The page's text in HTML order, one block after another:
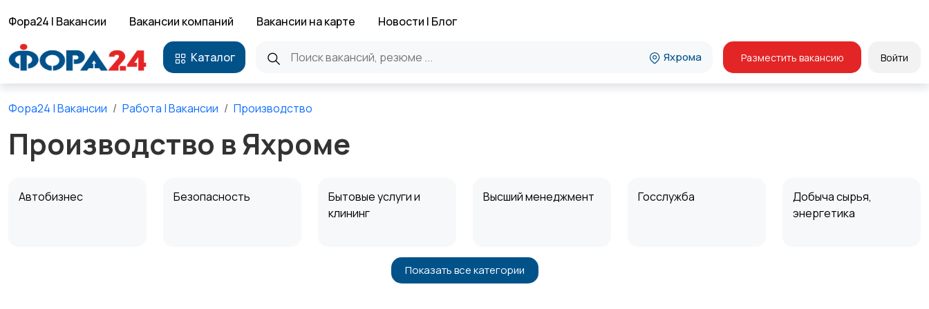
Фора24 | Вакансии Вакансии компаний Вакансии на карте Новости | Блог
Каталог Яхрома Разместить вакансию Войти
Фора24 | Вакансии Работа | Вакансии Производство
Производство в Яхроме
Автобизнес Безопасность
Бытовые услуги и
клининг
Высший менеджмент Госслужба
Добыча сырья,
энергетика
Информационные
Искусство и
Показать все категории